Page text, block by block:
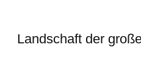
Landschaft der